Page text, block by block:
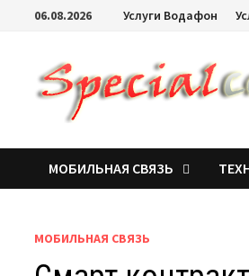
06.08.2026 Услуги Водафон
МОБИЛЬНАЯ СВЯЗЬ
МОБИЛЬНАЯ СВЯЗЬ